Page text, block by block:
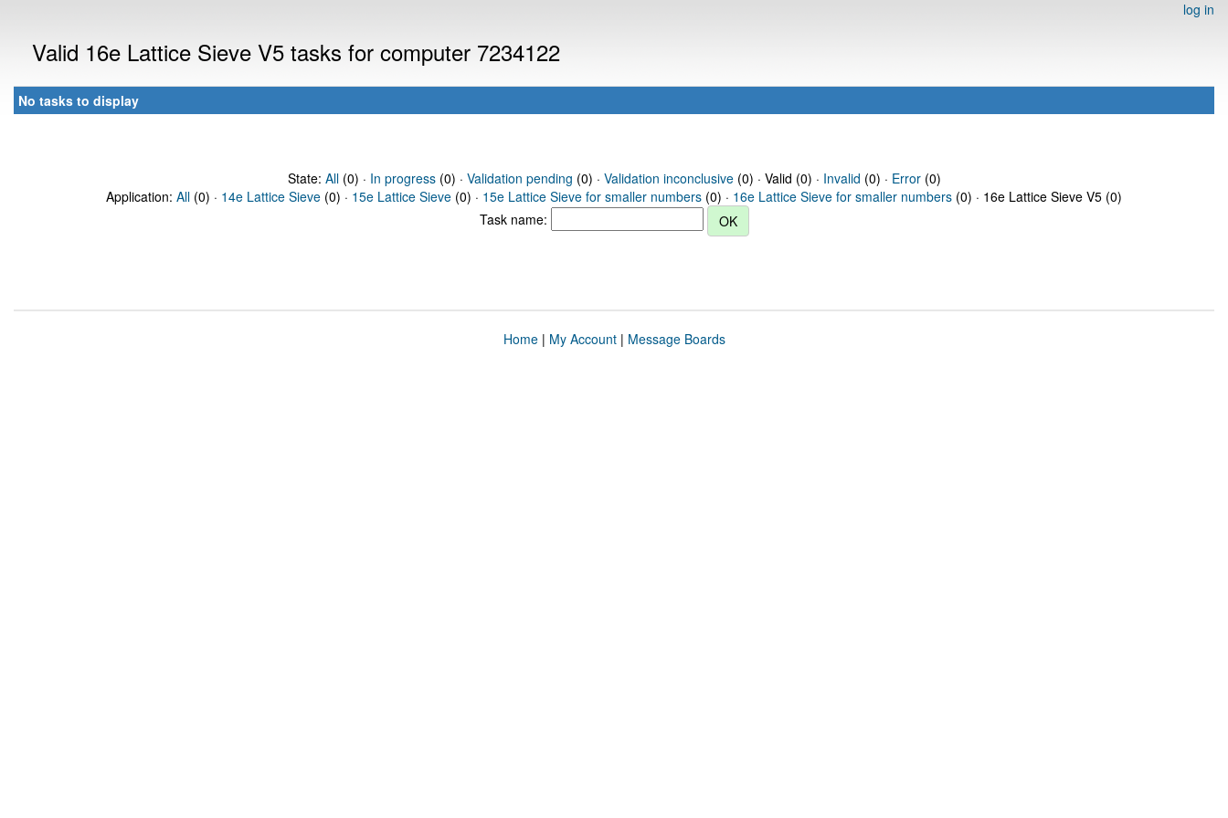
log in
Valid 16e Lattice Sieve V5 tasks for computer 7234122
No tasks to display
State: All(0) · In progress(0) · Validation pending (0) · Validation inconclusive(0) · Valid (0) · Invalid (0) · Error(0)
Application: All (0) · 14e Lattice Sieve (0) · 15e Lattice Sieve (0) · 15e Lattice Sieve for smaller numbers (0) · 16e Lattice Sieve for smaller numbers (0) · 16e Lattice Sieve V5 (0)
Task name:
Home| My Account| Message Boards